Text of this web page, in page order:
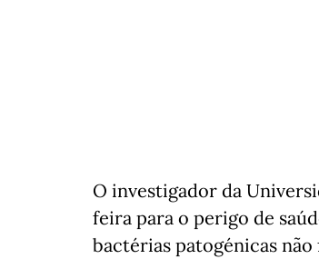
O investigador da
feira para o perigo de
bactérias patogénicas